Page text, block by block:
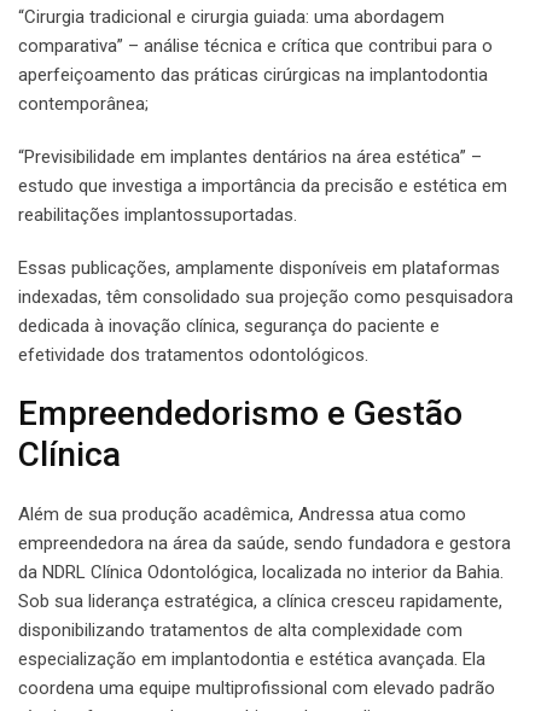
“Cirurgia tradicional e cirurgia guiada: uma abordagem
comparativa” – análise técnica e crítica que contribui para o
aperfeiçoamento das práticas cirúrgicas na implantodontia
contemporânea;
“Previsibilidade em implantes dentários na área estética” –
estudo que investiga a importância da precisão e estética em
reabilitações implantossuportadas.
Essas publicações, amplamente disponíveis em plataformas
indexadas, têm consolidado sua projeção como pesquisadora
dedicada à inovação clínica, segurança do paciente e
efetividade dos tratamentos odontológicos.
Empreendedorismo e Gestão
Clínica
Além de sua produção acadêmica, Andressa atua como
empreendedora na área da saúde, sendo fundadora e gestora
da NDRL Clínica Odontológica, localizada no interior da Bahia.
Sob sua liderança estratégica, a clínica cresceu rapidamente,
disponibilizando tratamentos de alta complexidade com
especialização em implantodontia e estética avançada. Ela
coordena uma equipe multiprofissional com elevado padrão